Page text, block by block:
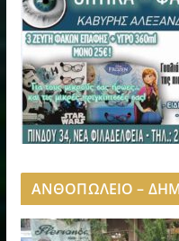
ΑΝΘΟΠΩΛΕΙΟ –